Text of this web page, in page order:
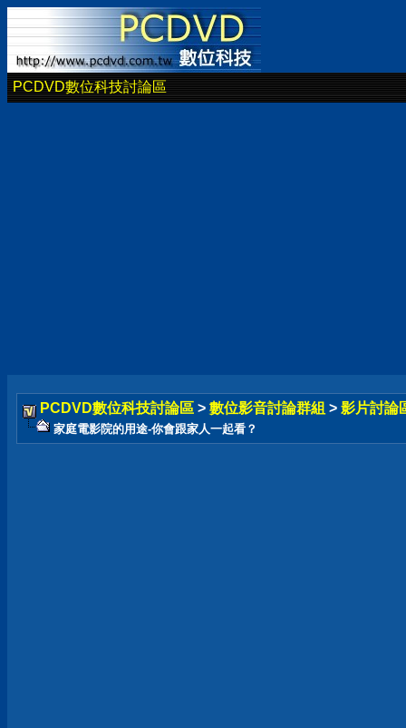
PCDVD數位科技討論區
PCDVD數位科技討論區 > 數位影音討論群組 > 影片討論
家庭電影院的用途-你會跟家人一起看？